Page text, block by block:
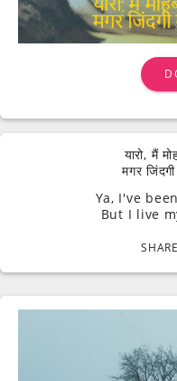
यारो, मैं
मगर
Ya, I've
But I live